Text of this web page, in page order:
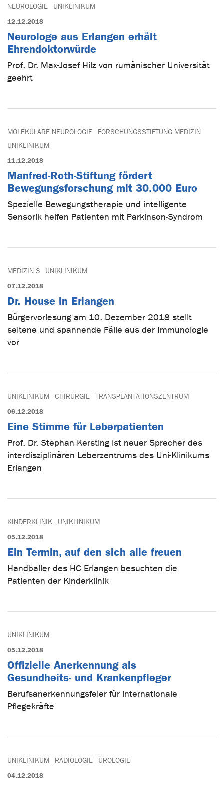
NEUROLOGIE UNIKLINIKUM
12.12.2018
Neurologe aus Erlangen erhält
Ehrendoktorwürde
Prof. Dr. Max-Josef Hilz von rumänischer Universität
geehrt
MOLEKULARE NEUROLOGIE
FORSCHUNGSSTIFTUNG MEDIZIN
UNIKLINIKUM
11.12.2018
Manfred-Roth-Stiftung fördert
Bewegungsforschung mit 30.000 Euro
Spezielle Bewegungstherapie und intelligente
Sensorik helfen Patienten mit Parkinson-Syndrom
MEDIZIN 3 UNIKLINIKUM
07.12.2018
Dr. House in Erlangen
Bürgervorlesung am 10. Dezember 2018 stellt
seltene und spannende Fälle aus der Immunologie
vor
UNIKLINIKUM CHIRURGIE TRANSPLANTATIONSZENTRUM
06.12.2018
Eine Stimme für Leberpatienten
Prof. Dr. Stephan Kersting ist neuer Sprecher des
interdisziplinären Leberzentrums des Uni-Klinikums
Erlangen
KINDERKLINIK UNIKLINIKUM
05.12.2018
Ein Termin, auf den sich alle freuen
Handballer des HC Erlangen besuchten die
Patienten der Kinderklinik
UNIKLINIKUM
05.12.2018
Offizielle Anerkennung als
Gesundheits- und Krankenpfleger
Berufsanerkennungsfeier für internationale
Pflegekräfte
UNIKLINIKUM RADIOLOGIE UROLOGIE
04.12.2018